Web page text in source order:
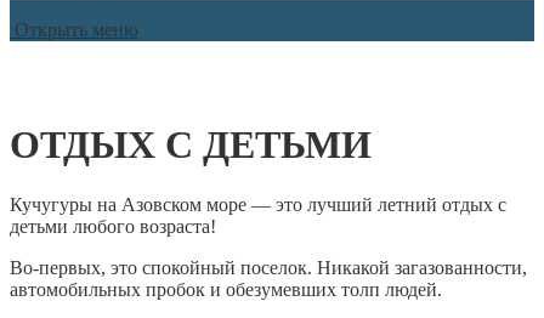
Открыть меню
ОТДЫХ С ДЕТЬМИ
Кучугуры на Азовском море — это лучший летний отдых с
детьми любого возраста!
Во-первых, это спокойный поселок. Никакой загазованности,
автомобильных пробок и обезумевших толп людей.